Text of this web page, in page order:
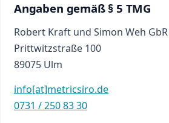
Angaben gemäß § 5 TMG
Robert Kraft und Simon Weh GbR
Prittwitzstraße 100
89075 Ulm
info[at]metricsiro.de
0731 / 250 83 30